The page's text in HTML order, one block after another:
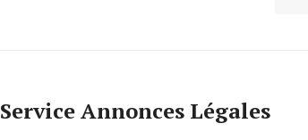
Service Annonces Légales